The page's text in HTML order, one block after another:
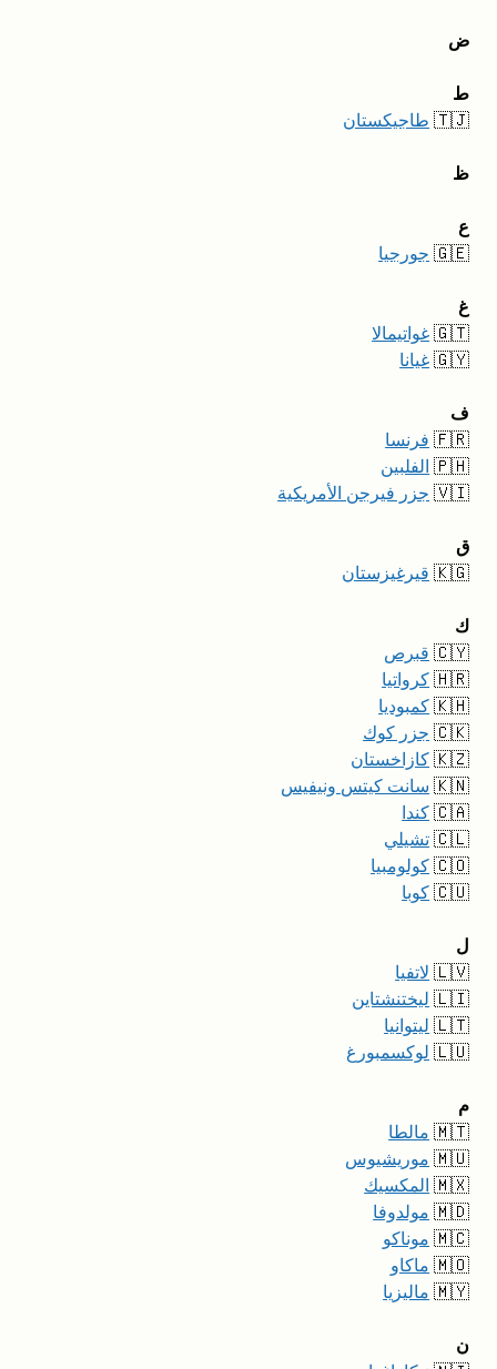
ض
ط
🇹🇯 طاجيكستان
ظ
ع
🇬🇪 جورجيا
غ
🇬🇹 غواتيمالا
🇬🇾 غيانا
ف
🇫🇷 فرنسا
🇵🇭 الفلبين
🇻🇮 جزر فيرجن الأمريكية
ق
🇰🇬 قيرغيزستان
ك
🇨🇾 قبرص
🇭🇷 كرواتيا
🇰🇭 كمبوديا
🇨🇰 جزر كوك
🇰🇿 كازاخستان
🇰🇳 سانت كيتس ونيفيس
🇨🇦 كندا
🇨🇱 تشيلي
🇨🇴 كولومبيا
🇨🇺 كوبا
ل
🇱🇻 لاتفيا
🇱🇮 ليختنشتاين
🇱🇹 ليتوانيا
🇱🇺 لوكسمبورغ
م
🇲🇹 مالطا
🇲🇺 موريشيوس
🇲🇽 المكسيك
🇲🇩 مولدوفا
🇲🇨 موناكو
🇲🇴 ماكاو
🇲🇾 ماليزيا
ن